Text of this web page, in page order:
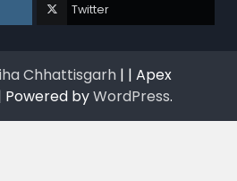
Twitter
Chhattisgarh | | Apex
Powered byWordPress.